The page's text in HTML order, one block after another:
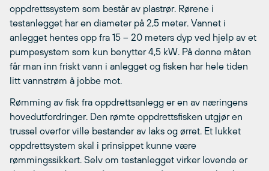
oppdrettssystem som består av plastrør. Rørene i
testanlegget har en diameter på 2,5 meter. Vannet i
anlegget hentes opp fra 15 – 20 meters dyp ved hjelp av et
pumpesystem som kun benytter 4,5 kW. På denne måten
får man inn friskt vann i anlegget og fisken har hele tiden
litt vannstrøm å jobbe mot.
Rømming av fisk fra oppdrettsanlegg er en av næringens
hovedutfordringer. Den rømte oppdrettsfisken utgjør en
trussel overfor ville bestander av laks og ørret. Et lukket
oppdrettsystem skal i prinsippet kunne være
rømmingssikkert. Selv om testanlegget virker lovende er